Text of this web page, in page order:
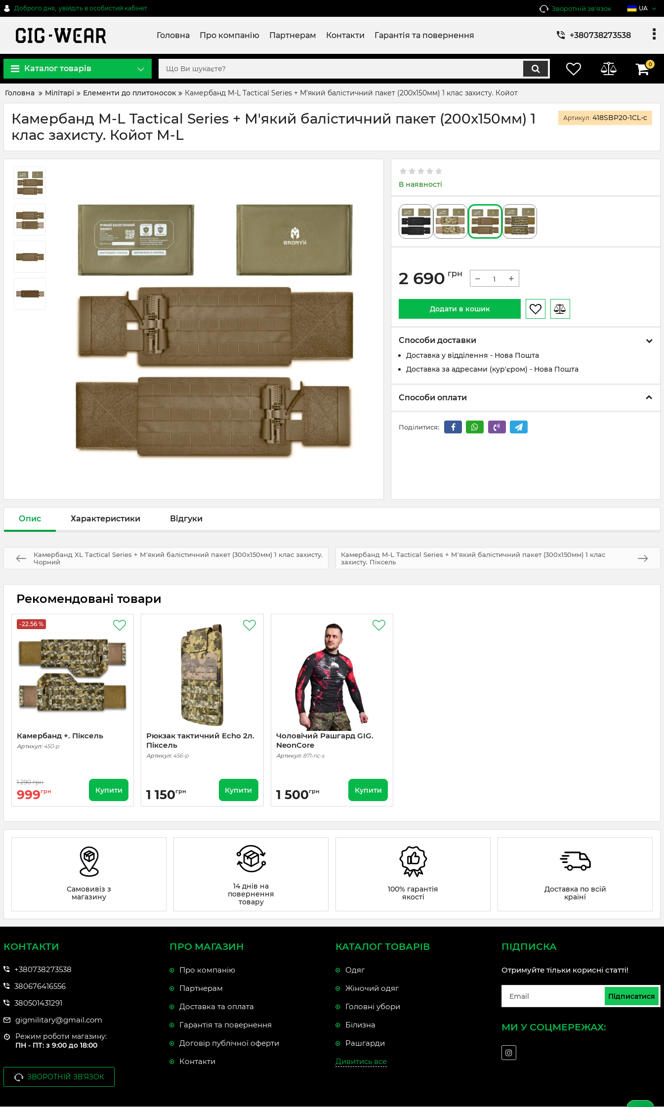
Доброго дня, увійдіть в особистий кабінет Зворотній зв'язок UA
Головна Про компанію Партнерам Контакти Гарантія та повернення +380738273538
Каталог товарів 0
Головна Мілітарі Елементи до плитоносок Камербанд M-L Tactical Series + М'який балістичний пакет (200x150мм) 1 клас захисту. Койот
Камербанд M-L Tactical Series + М'який балістичний пакет (200x150мм) 1
клас захисту. Койот M-L
Артикул: 418SBP20-1CL-c
В наявності
2 690 грн − +
Додати в кошик
Способи доставки
Доставка у відділення - Нова Пошта
Доставка за адресами (кур'єром) - Нова Пошта
Способи оплати
Поділитися:
Опис Характеристики Відгуки
Камербанд XL Tactical Series + М'який балістичний пакет (300x150мм) 1 клас захисту.
Чорний
Камербанд M-L Tactical Series + М'який балістичний пакет (300x150мм) 1 клас
захисту. Піксель
Рекомендовані товари
-22.56 %
Камербанд +. Піксель
Артикул:450-p
1 290 грн
999грн Купити
Рюкзак тактичний Echo 2л.
Піксель
Артикул:456-p
1 150грн Купити
Чоловічий Рашгард GIG.
NeonCore
Артикул:871-nc-s
1 500грн Купити
Самовивіз з
магазину
14 днів на
повернення
товару
100% гарантія
якості
Доставка по всій
країні
КОНТАКТИ
+380738273538
380676416556
380501431291
gigmilitary@gmail.com
Режим роботи магазину:
ПН - ПТ: з 9:00 до 18:00
ЗВОРОТНІЙ ЗВ'ЯЗОК
ПРО МАГАЗИН
Про компанію
Партнерам
Доставка та оплата
Гарантія та повернення
Договір публічної оферти
Контакти
КАТАЛОГ ТОВАРІВ
Одяг
Жіночий одяг
Головні убори
Білизна
Рашгарди
Дивитись все
ПІДПИСКА
Отримуйте тільки корисні статті!
Підписатися
МИ У СОЦМЕРЕЖАХ: